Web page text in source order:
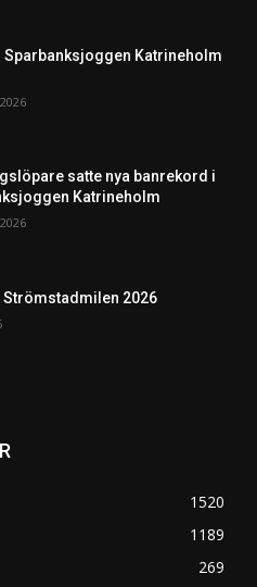
Sparbanksjoggen Katrineholm
satte nya banrekord i
Katrineholm
Strömstadmilen 2026
1520
1189
269